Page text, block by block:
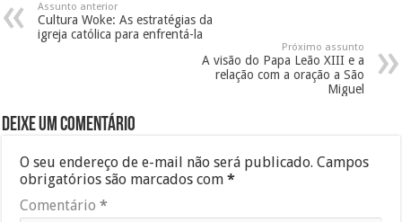
Assunto anterior
Cultura Woke: As estratégias da
igreja católica para enfrentá-la
Próximo assunto
A visão do Papa Leão XIII e a
relação com a oração a São
Miguel
Deixe um comentário
O seu endereço de e-mail não será publicado. Campos
obrigatórios são marcados com*
Comentário*